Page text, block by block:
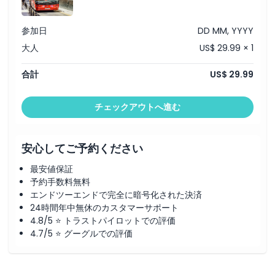
キャンセルポリシー
参加日
DD MM, YYYY
大人
US$ 29.99 × 1
合計 US$ 29.99
チェックアウトへ進む
安心してご予約ください
最安値保証
予約手数料無料
エンドツーエンドで完全に暗号化された決済
24時間年中無休のカスタマーサポート
4.8/5 ⭐ トラストパイロットでの評価
4.7/5 ⭐ グーグルでの評価